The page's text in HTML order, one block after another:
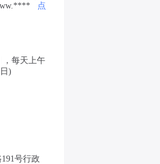
点
，每天上午
)
号行政